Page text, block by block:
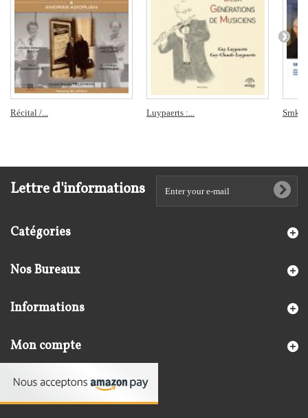
Récital /... Luypaerts :... Srnka
Lettre d'informations
Catégories
Nos Bureaux
Informations
Mon compte